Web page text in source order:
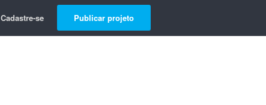
Cadastre-se Publicar projeto